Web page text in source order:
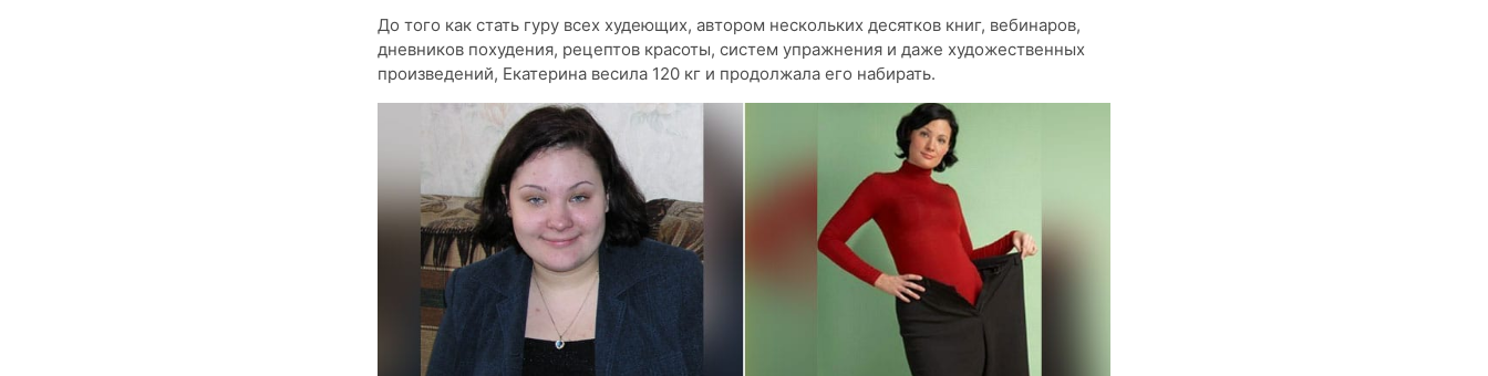
До того как стать гуру всех худеющих, автором нескольких десятков книг, вебинаров,
дневников похудения, рецептов красоты, систем упражнения и даже художественных
произведений, Екатерина весила 120 кг и продолжала его набирать.